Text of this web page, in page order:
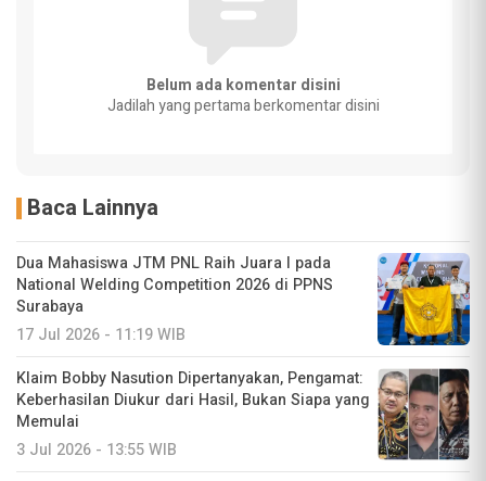
Belum ada komentar disini
Jadilah yang pertama berkomentar disini
Baca Lainnya
Dua Mahasiswa JTM PNL Raih Juara I pada
National Welding Competition 2026 di PPNS
Surabaya
17 Jul 2026 - 11:19 WIB
Klaim Bobby Nasution Dipertanyakan, Pengamat:
Keberhasilan Diukur dari Hasil, Bukan Siapa yang
Memulai
3 Jul 2026 - 13:55 WIB